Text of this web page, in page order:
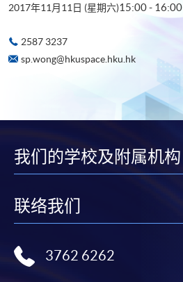
2017年11月11日 (星期六)15:00 - 16:00
2587 3237
sp.wong@hkuspace.hku.hk
我们的学校及附属机构
联络我们
3762 6262